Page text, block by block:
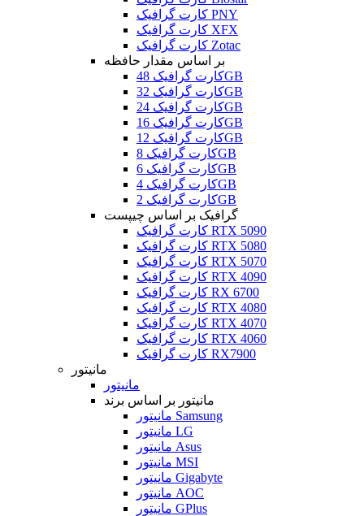
کارت گرافیک PNY
کارت گرافیک XFX
کارت گرافیک Zotac
بر اساس مقدار حافظه
کارت گرافیک 48GB
کارت گرافیک 32GB
کارت گرافیک 24GB
کارت گرافیک 16GB
کارت گرافیک 12GB
کارت گرافیک 8GB
کارت گرافیک 6GB
کارت گرافیک 4GB
کارت گرافیک 2GB
گرافیک بر اساس چیپست
کارت گرافیک RTX 5090
کارت گرافیک RTX 5080
کارت گرافیک RTX 5070
کارت گرافیک RTX 4090
کارت گرافیک RX 6700
کارت گرافیک RTX 4080
کارت گرافیک RTX 4070
کارت گرافیک RTX 4060
کارت گرافیک RX7900
مانیتور
مانیتور
مانیتور بر اساس برند
مانیتور Samsung
مانیتور LG
مانیتور Asus
مانیتور MSI
مانیتور Gigabyte
مانیتور AOC
مانیتور GPlus